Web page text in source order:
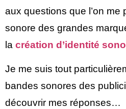
aux questions que l’on me
sonore des grandes
la création d’identité
Je me suis tout
bandes sonores des
découvrir mes réponses…